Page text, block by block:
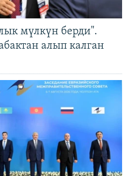
мүлкүн берди".
алып калган